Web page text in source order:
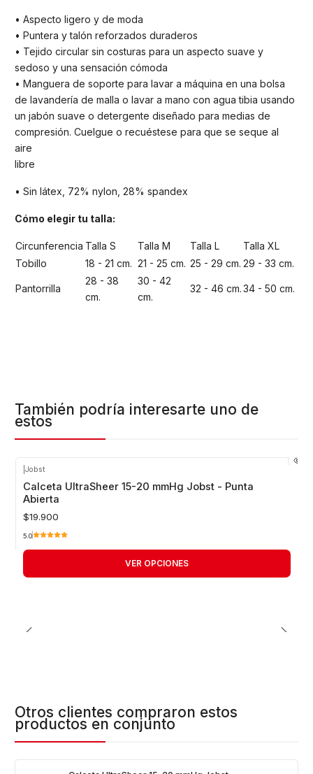
• Aspecto ligero y de moda
• Puntera y talón reforzados duraderos
• Tejido circular sin costuras para un aspecto suave y
sedoso y una sensación cómoda
• Manguera de soporte para lavar a máquina en una bolsa
de lavandería de malla o lavar a mano con agua tibia usando
un jabón suave o detergente diseñado para medias de
compresión. Cuelgue o recuéstese para que se seque al
aire
libre
• Sin látex, 72% nylon, 28% spandex
Cómo elegir tu talla:
Circunferencia Talla S Talla M Talla L
Talla XL
Tobillo
18 - 21 cm. 21 - 25 cm. 25 - 29 cm. 29 - 33 cm.
Pantorrilla
28 - 38
cm.
30 - 42
cm.
32 - 46 cm.34 - 50 cm.
También podría interesarte uno de
estos
Jobst
Calceta UltraSheer 15-20 mmHg Jobst - Punta
Abierta
$19.900
5.0
VER OPCIONES
Otros clientes compraron estos
productos en conjunto